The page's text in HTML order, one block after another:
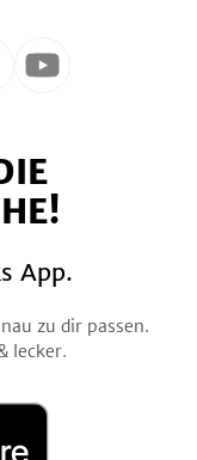
Folge
YouTube
App.
zu dir passen.
lecker.